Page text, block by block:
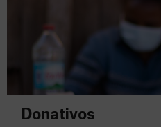
Donativos